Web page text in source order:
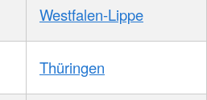
Westfalen-Lippe
Thüringen